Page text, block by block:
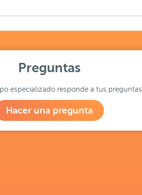
Preguntas
especializado responde a tus preguntas
Hacer una pregunta